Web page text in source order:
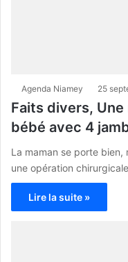
Agenda Niamey 25
Faits divers, Une
bébé avec 4
La maman se porte
une opération
Lire la suite »